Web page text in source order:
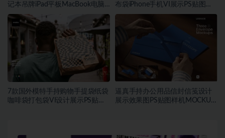
记本吊牌iPad平板MacBook电脑
Vi贴图PSD样机模板
布袋iPhone手机VI展示PS贴图样
机模板
7款国外模特手持购物手提袋纸袋
咖啡袋打包袋VI设计展示PS贴图
逼真手持办公用品信封信笺设计
展示效果图PS贴图样机MOCKUP